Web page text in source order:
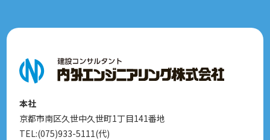
本社
京都市南区久世中久世町1丁目141番地
TEL:(075)933-5111(代)